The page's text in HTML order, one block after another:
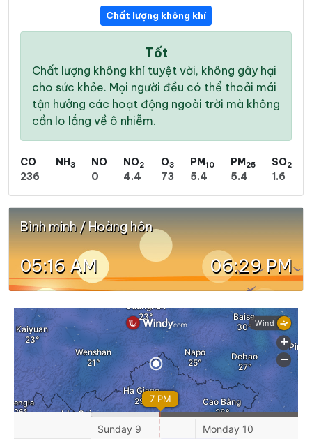
Chất lượng không khí
Tốt
Chất lượng không khí tuyệt vời, không gây hại
cho sức khỏe. Mọi người đều có thể thoải mái
tận hưởng các hoạt động ngoài trời mà không
cần lo lắng về ô nhiễm.
CO
236
NH3
NO
0
NO2
4.4
O3
73
PM10
5.4
PM25
5.4
SO2
1.6
Bình minh / Hoàng hôn
05:16 AM 06:29 PM